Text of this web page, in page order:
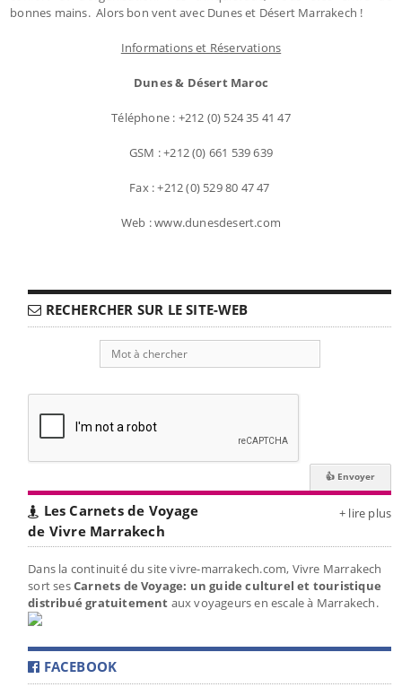
bonnes mains. Alors bon vent avec Dunes et Désert Marrakech !
Informations et Réservations
Dunes & Désert Maroc
Téléphone : +212 (0) 524 35 41 47
GSM : +212 (0) 661 539 639
Fax : +212 (0) 529 80 47 47
Web : www.dunesdesert.com
RECHERCHER SUR LE SITE-WEB
Les Carnets de Voyage
de Vivre Marrakech
+ lire plus
Dans la continuité du site vivre-marrakech.com, Vivre Marrakech
sort sesCarnets de Voyage: un guide culturel et touristique
distribué gratuitement aux voyageurs en escale à Marrakech.
FACEBOOK